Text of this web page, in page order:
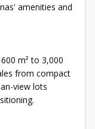
amenities and
m² to 3,000
from compact
view lots